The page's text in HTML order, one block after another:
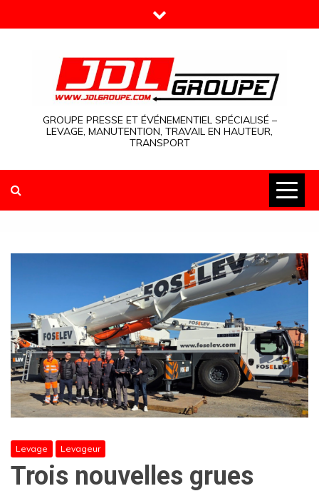
to
GROUPE PRESSE ET ÉVÉNEMENTIEL SPÉCIALISÉ –
LEVAGE, MANUTENTION, TRAVAIL EN HAUTEUR,
TRANSPORT
Levage Levageur
Trois nouvelles grues